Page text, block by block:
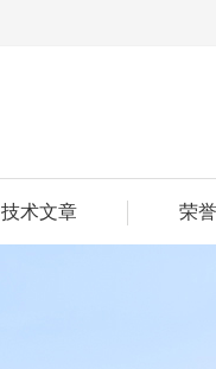
技术文章 荣